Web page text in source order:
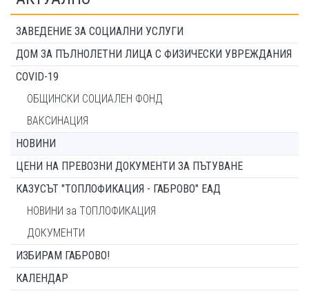
ЗАВЕДЕНИЕ ЗА СОЦИАЛНИ УСЛУГИ
ДОМ ЗА ПЪЛНОЛЕТНИ ЛИЦА С ФИЗИЧЕСКИ УВРЕЖДАНИЯ
COVID-19
ОБЩИНСКИ СОЦИАЛЕН ФОНД
ВАКСИНАЦИЯ
НОВИНИ
ЦЕНИ НА ПРЕВОЗНИ ДОКУМЕНТИ ЗА ПЪТУВАНЕ
КАЗУСЪТ "ТОПЛОФИКАЦИЯ - ГАБРОВО" ЕАД
НОВИНИ за ТОПЛОФИКАЦИЯ
ДОКУМЕНТИ
ИЗБИРАМ ГАБРОВО!
КАЛЕНДАР